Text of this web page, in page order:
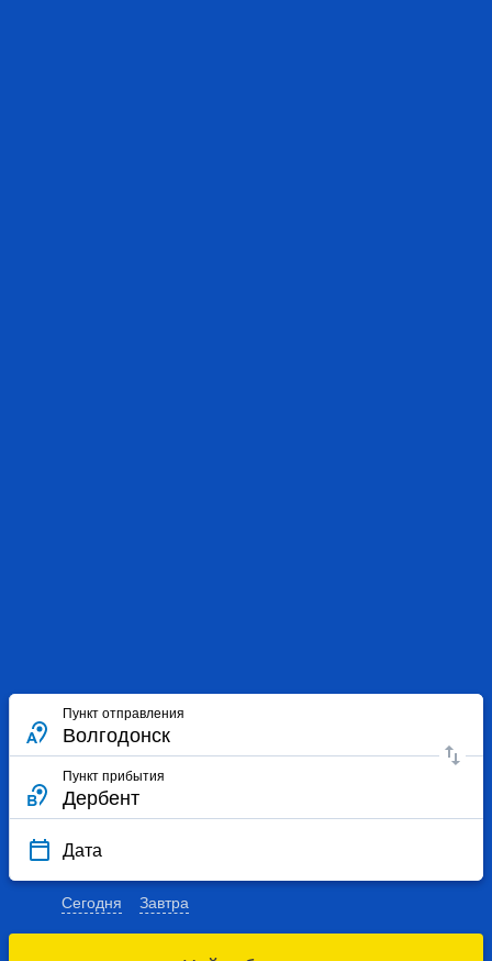
Пункт отправления
Пункт прибытия
Дата
Сегодня Завтра